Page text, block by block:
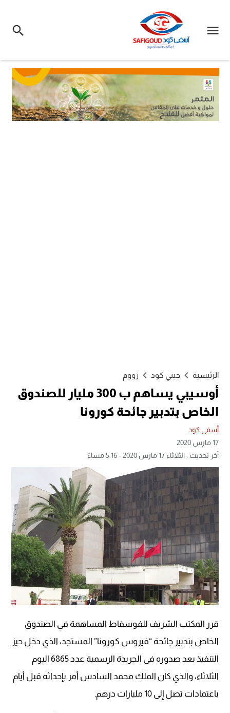
الرئيسية جيني كود زووم
أوسيبي يساهم ب 300 مليار للصندوق
الخاص بتدبير جائحة كورونا
أسفي كود
17 مارس 2020
آخر تحديث : الثلاثاء 17 مارس 2020 - 5:16 مساءً
قرر المكتب الشريف للفوسفاط المساهمة في الصندوق
الخاص بتدبير جائحة “فيروس كورونا” المستجد، الذي دخل حيز
التنفيذ بعد صدوره في الجريدة الرسمية عدد 6865 اليوم
الثلاثاء، والذي كان الملك محمد السادس أمر بإحداثه قبل أيام
باعتمادات تصل إلى 10 مليارات درهم.